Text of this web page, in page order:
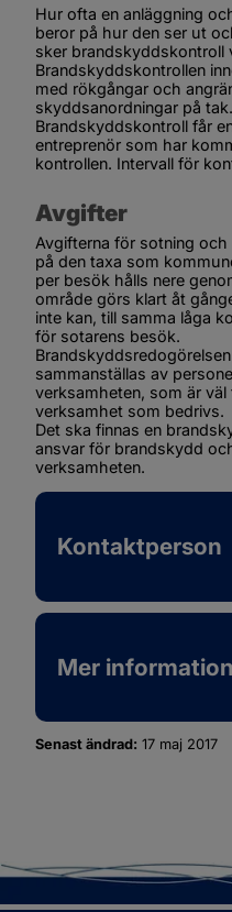
Hur ofta en anläggning
beror på hur den ser ut
sker brandskyddskontroll
Brandskyddskontrollen
med rökgångar och
skyddsanordningar på tak.
Brandskyddskontroll får
entreprenör som har
kontrollen. Intervall för
Avgifter
Avgifterna för sotning
på den taxa som
per besök hålls nere
område görs klart åt
inte kan, till samma låga
för sotarens besök.
sammanställas av
verksamheten, som är
verksamhet som bedrivs.
Det ska finnas en
ansvar för brandskydd
verksamheten.
Kontaktperson
Mer information
Senast ändrad: 17 maj 2017